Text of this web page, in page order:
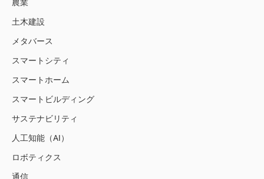
農業
土木建設
メタバース
スマートシティ
スマートホーム
スマートビルディング
サステナビリティ
人工知能（AI）
ロボティクス
通信